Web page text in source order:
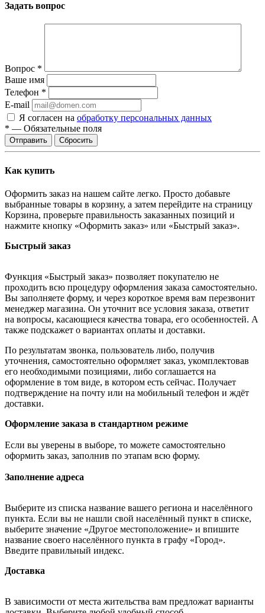
Задать вопрос
Вопрос *
Ваше имя
Телефон *
E-mail
Я согласен на обработку персональных данных
* — Обязательные поля
Отправить Сбросить
Как купить
Оформить заказ на нашем сайте легко. Просто добавьте
выбранные товары в корзину, а затем перейдите на страницу
Корзина, проверьте правильность заказанных позиций и
нажмите кнопку «Оформить заказ» или «Быстрый заказ».
Быстрый заказ
Функция «Быстрый заказ» позволяет покупателю не
проходить всю процедуру оформления заказа самостоятельно.
Вы заполняете форму, и через короткое время вам перезвонит
менеджер магазина. Он уточнит все условия заказа, ответит
на вопросы, касающиеся качества товара, его особенностей. А
также подскажет о вариантах оплаты и доставки.
По результатам звонка, пользователь либо, получив
уточнения, самостоятельно оформляет заказ, укомплектовав
его необходимыми позициями, либо соглашается на
оформление в том виде, в котором есть сейчас. Получает
подтверждение на почту или на мобильный телефон и ждёт
доставки.
Оформление заказа в стандартном режиме
Если вы уверены в выборе, то можете самостоятельно
оформить заказ, заполнив по этапам всю форму.
Заполнение адреса
Выберите из списка название вашего региона и населённого
пункта. Если вы не нашли свой населённый пункт в списке,
выберите значение «Другое местоположение» и впишите
название своего населённого пункта в графу «Город».
Введите правильный индекс.
Доставка
В зависимости от места жительства вам предложат варианты